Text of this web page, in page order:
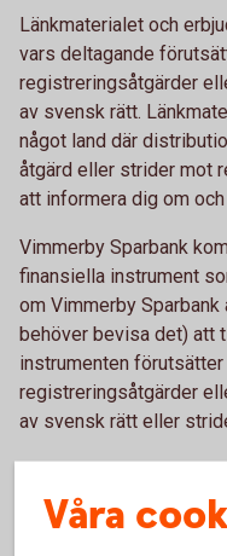
Länkmaterialet och
vars deltagande
registreringsåtgärder
av svensk rätt.
något land där
åtgärd eller strider mot
att informera dig om
Vimmerby Sparbank
finansiella instrument
om Vimmerby
behöver bevisa det) att
instrumenten
registreringsåtgärder
av svensk rätt eller
Tvist rörande
skall avgöras enligt
exklusivt.
Våra